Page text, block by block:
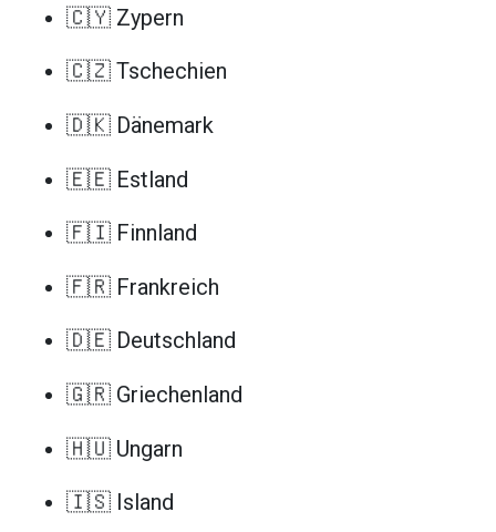
🇨🇾 Zypern
🇨🇿 Tschechien
🇩🇰 Dänemark
🇪🇪 Estland
🇫🇮 Finnland
🇫🇷 Frankreich
🇩🇪 Deutschland
🇬🇷 Griechenland
🇭🇺 Ungarn
🇮🇸 Island